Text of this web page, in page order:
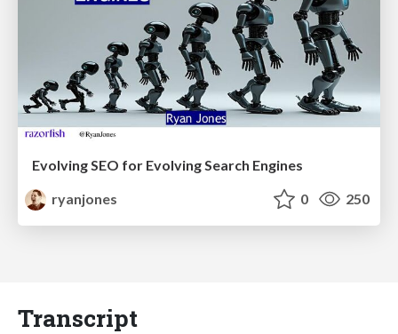
Evolving SEO for Evolving Search Engines
ryanjones
0 250
Transcript